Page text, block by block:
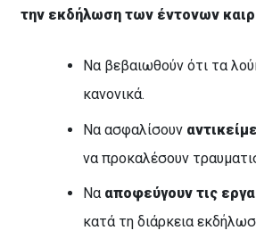
την εκδήλωση των έντονων
Να βεβαιωθούν ότι τα
κανονικά.
Να ασφαλίσουν
να προκαλέσουν
Να αποφεύγουν τις
κατά τη διάρκεια